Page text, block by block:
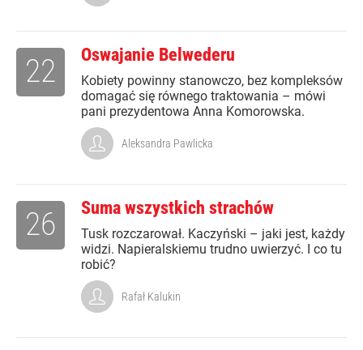
Oswajanie Belwederu
Kobiety powinny stanowczo, bez kompleksów
domagać się równego traktowania – mówi
pani prezydentowa Anna Komorowska.
22
Aleksandra Pawlicka
Suma wszystkich strachów
Tusk rozczarował. Kaczyński – jaki jest, każdy
widzi. Napieralskiemu trudno uwierzyć. I co tu
robić?
26
Rafał Kalukin